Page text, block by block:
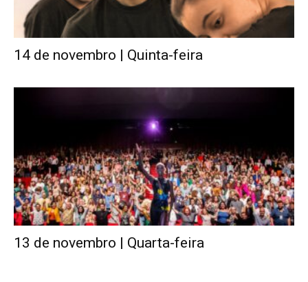
14 de novembro | Quinta-feira
13 de novembro | Quarta-feira